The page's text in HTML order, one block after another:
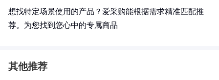
想找特定场景使用的产品？爱采购能根据需求精准匹配推
荐。为您找到您心中的专属商品
其他推荐